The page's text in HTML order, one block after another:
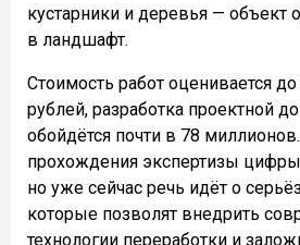
кустарники и деревья — объект
в ландшафт.
Стоимость работ оценивается
рублей, разработка проектной
обойдётся почти в 78
прохождения экспертизы
но уже сейчас речь идёт о
которые позволят внедрить
технологии переработки и